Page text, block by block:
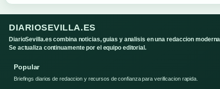
DIARIOSEVILLA.ES
DiarioSevilla.es combina noticias, guias y analisis en una redaccion
Se actualiza continuamente por el equipo editorial.
Popular
Briefings diarios de redaccion y recursos de confianza para verificacion rapida.